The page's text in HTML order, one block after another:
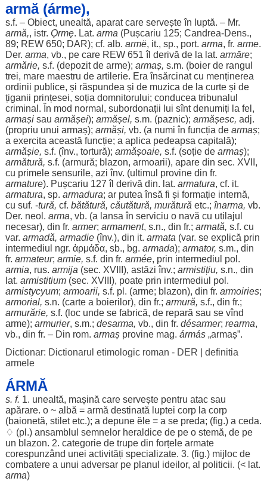
armă (árme),
s.f. – Obiect, unealtă, aparatcare serveșteîn luptă. – Mr.
armă,, istr. Ǫrmę. Lat. arma (Pușcariu 125; Candrea-Dens.,
89; REW 650; DAR); cf. alb. armë, it., sp., port. arma, fr. arme.
Der. arma, vb., pe care REW 651îl derivă de la lat. armāre;
armărie, s.f. (depozitde arme); armaș, s.m. (boierde rangul
trei, mare maestru de artilerie. Era însărcinatcu menținerea
ordinii publice, și răspundea și de muzica de la curteși de
țiganii prințesei, soția domnitorului; conducea tribunalul
criminal . În mod normal , subordonații lui sîntdenumiți la fel ,
armașisau armășei); armășel, s.m. (paznic); armășesc, adj.
(propriu unui armaș); armăși, vb. (a numi în funcția de armaș;
a exercita această funcție; a aplica pedeapsa capitală);
armășie, s.f. (înv., tortură); armășoaie, s.f. (soțiede armaș);
armătură, s.f. (armură; blazon, armoarii), aparedin sec. XVII,
cu primele sensurile, azi înv. (ultimul provinedin fr.
armature). Pușcariu 127îl derivă din. lat. armatura, cf. it.
armatura, sp. armadura; ar putea însă fi și formație internă,
cu suf. -tură, cf. bătătură, căutătură, murătură etc.; înarma, vb.
Der. neol. arma, vb. (a lansa în serviciu o navă cu utilajul
necesar), din fr. armer; armament, s.n., din fr.; armată, s.f. cu
var. armadă, armadie(înv.), din it. armata (var. se explică prin
intermediul ngr. ἀρμάδα, sb., bg. armada); armator, s.m., din
fr. armateur; armie, s.f. din fr. armée, prin intermediul pol .
armia, rus. armija (sec. XVIII), astăzi înv.; armistițiu, s.n., din
lat. armistitium(sec. XVIII), poateprin intermediul pol .
armistycyum; armoarii, s.f. pl. (arme; blazon), din fr. armoiries;
armorial, s.n. (cartea boierilor), din fr.; armură, s.f., din fr.;
armurărie, s.f. (locunde se fabrică, de repară sau se vînd
arme); armurier, s.m.; desarma, vb., din fr. désarmer; rearma,
vb., din fr. – Din rom. armaș provinemag. ármás„armaș”.
Dictionar: Dictionarul etimologic roman - DER
definitia
armele
ÁRMĂ
s. f. 1. unealtă, mașină care servește pentru atacsau
apărare. o ~ albă = armă destinată luptei corpla corp
(baionetă, stiletetc.); a depune ĕle= a se preda; (fig.) a ceda.
♢ (pl.) ansamblul semnelor heraldicede pe o stemă, de pe
un blazon. 2. categoriede trupedin forțele armate
corespunzând unei activități specializate. 3. (fig.) mijlocde
combaterea unui adversarpe planul ideilor, al politicii. (< lat.
arma)